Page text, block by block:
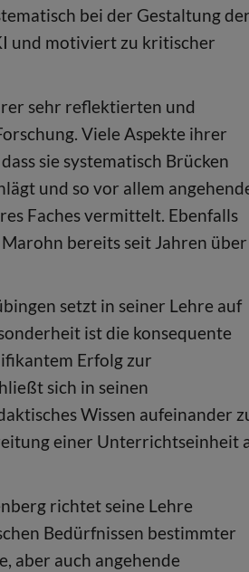
bei der Gestaltung
und motiviert zu kritischer
sehr reflektierten und
Viele Aspekte ihrer
sie systematisch Brücken
und so vor allem
Faches vermittelt. Ebenfalls
bereits seit Jahren über
setzt in seiner Lehre auf
ist die konsequente
Erfolg zur
sich in seinen
Wissen aufeinander
einer Unterrichtseinheit
richtet seine Lehre
Bedürfnissen bestimmter
aber auch angehende